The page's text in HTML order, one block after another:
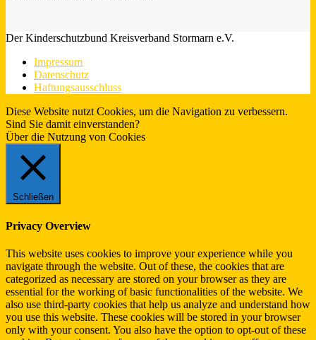
Der Kinderschutzbund Kreisverband Stormarn e.V.
Impressum
Datenschutz
Haftungsausschluss
Diese Website nutzt Cookies, um die Navigation zu verbessern.
Sind Sie damit einverstanden?
Über die Nutzung von Cookies
Schließen
Privacy Overview
This website uses cookies to improve your experience while you
navigate through the website. Out of these, the cookies that are
categorized as necessary are stored on your browser as they are
essential for the working of basic functionalities of the website. We
also use third-party cookies that help us analyze and understand how
you use this website. These cookies will be stored in your browser
only with your consent. You also have the option to opt-out of these